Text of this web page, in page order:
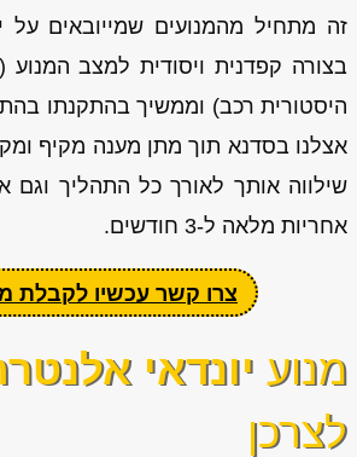
זה מתחיל מהמנועים שמייובאים על
בצורה קפדנית ויסודית למצב
היסטורית רכב) וממשיך בהתקנתו
אצלנו בסדנא תוך מתן מענה מקיף
שילווה אותך לאורך כל התהליך וגם
אחריות מלאה ל-3 חודשים.
צרו קשר עכשיו לקבלת
מנוע יונדאי
לצרכן